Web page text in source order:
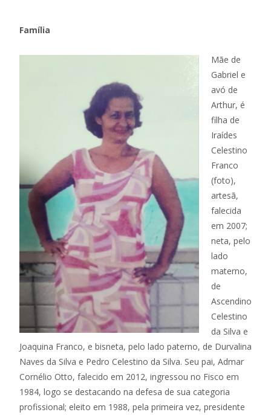
Família
Mãe de
Gabriel e
avó de
Arthur, é
filha de
Iraídes
Celestino
Franco
(foto),
artesã,
falecida
em 2007;
neta, pelo
lado
materno,
de
Ascendino
Celestino
da Silva e
Joaquina Franco, e bisneta, pelo lado paterno, de Durvalina
Naves da Silva e Pedro Celestino da Silva. Seu pai, Admar
Cornélio Otto, falecido em 2012, ingressou no Fisco em
1984, logo se destacando na defesa de sua categoria
profissional; eleito em 1988, pela primeira vez, presidente